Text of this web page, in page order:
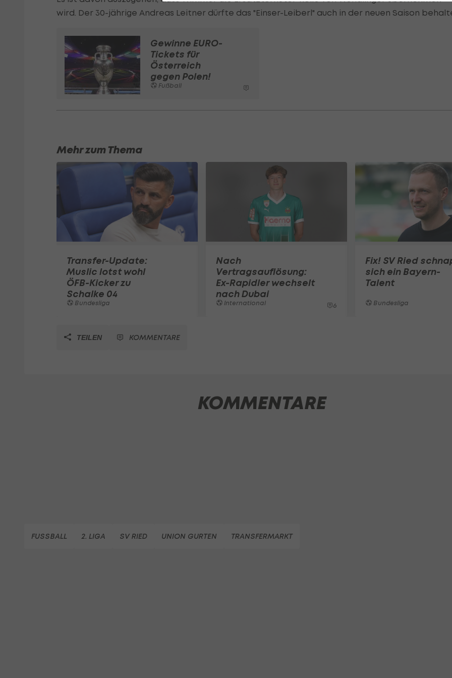
wird. Der 30-jährige Andreas Leitner dürfte das "Einser-Leiberl" auch in der neuen Saison
Gewinne EURO-
Tickets für
Österreich
gegen Polen!
Fußball
Mehr zum Thema
Transfer-Update:
Muslic lotst wohl
ÖFB-Kicker zu
Schalke 04
Bundesliga
Nach
Vertragsauflösung:
Ex-Rapidler wechselt
nach Dubai
International 6
Fix! SV Ried
sich ein Bayern-
Talent
Bundesliga
TEILEN KOMMENTARE
KOMMENTARE
FUSSBALL 2. LIGA SV RIED UNION GURTEN TRANSFERMARKT